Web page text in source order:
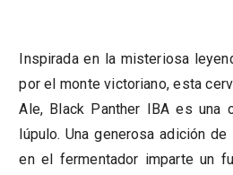
Inspirada en la misteriosa
por el monte victoriano, esta
Ale, Black Panther IBA es una
lúpulo. Una generosa adición
en el fermentador imparte un